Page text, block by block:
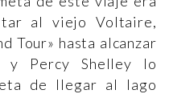
al viejo Voltaire,
Tour» hasta alcanzar
y Percy Shelley lo
de llegar al lago